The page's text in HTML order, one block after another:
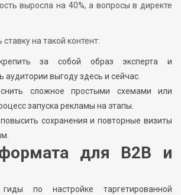
выросла на 40%, а вопросы в директе
на такой контент:
за собой образ эксперта и
аудитории выгоду здесь и сейчас.
сложное простыми схемами или
запуска рекламы на этапы.
сохранения и повторные визиты
для B2B и
по настройке таргетированной